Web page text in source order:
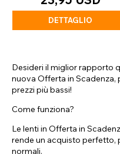
DETTAGLIO
Desideri il miglior rapporto
nuova Offerta in Scadenza,
prezzi più bassi!
Come funziona?
Le lenti in Offerta in
rende un acquisto perfetto,
normali.